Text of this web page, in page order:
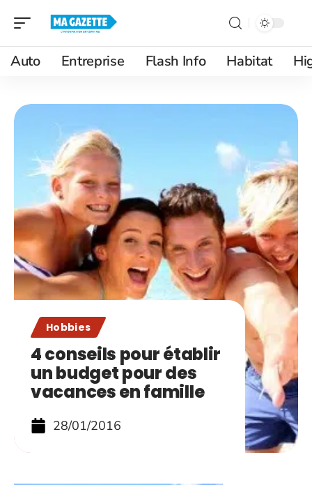
Auto Entreprise Flash Info Habitat
Hobbies
4 conseils pour établir
un budget pour des
vacances en famille
28/01/2016